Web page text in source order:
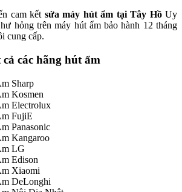
cam kết sửa máy hút ẩm tại Tây HồUy
hỏng trên máy hút ẩm bảo hành 12 tháng
cung cấp.
các hãng hút ẩm
Sharp
Kosmen
Electrolux
FujiE
Panasonic
Kangaroo
LG
Edison
Xiaomi
DeLonghi